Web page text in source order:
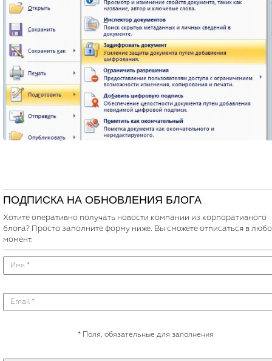
ПОДПИСКА НА ОБНОВЛЕНИЯ БЛОГА
Хотите оперативно получать новости компании из корпоративного
блога? Просто заполните форму ниже. Вы сможете отписаться в
момент.
* Поля, обязательные для заполнения